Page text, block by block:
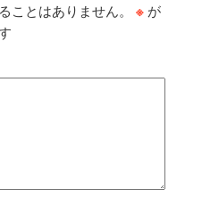
ことはありません。 ※ が